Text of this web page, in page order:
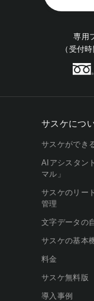
専用
（受付
サスケにつ
サスケができ
AIアシスタン
マル」
サスケのリー
管理
文字データの
サスケの基本
料金
サスケ無料版
導入事例